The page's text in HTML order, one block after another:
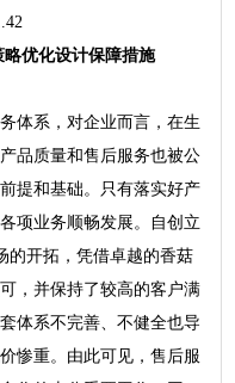
优化设计保障措施
体系，对企业而言，在生
品质量和售后服务也被公
提和基础。只有落实好产
项业务顺畅发展。自创立
的开拓，凭借卓越的香菇
，并保持了较高的客户满
体系不完善、不健全也导
惨重。由此可见，售后服